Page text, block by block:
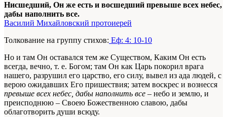
Нисшедший, Он же есть и восшедший превыше всех небес,
дабы наполнить все.
Василий Михайловский протоиерей
Толкование на группу стихов: Еф: 4: 10-10
Но и там Он оставался тем же Существом, Каким Он есть
всегда, вечно, т. е. Богом; там Он как Царь покорил врага
нашего, разрушил его царство, его силу, вывел из ада людей, с
верою ожидавших Его пришествия; затем воскрес и вознесся
превыше всех небес, дабы наполнить все – небо и землю, и
преисподнюю – Своею Божественною славою, дабы
облаготворить души всюду.